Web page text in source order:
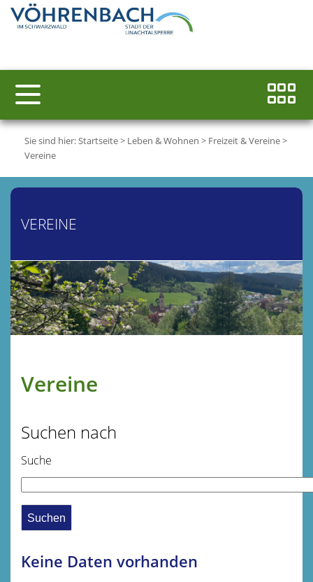
Sie sind hier:Startseite> Leben & Wohnen > Freizeit & Vereine>
Vereine
VEREINE
Vereine
Suchen nach
Suche
Keine Daten vorhanden